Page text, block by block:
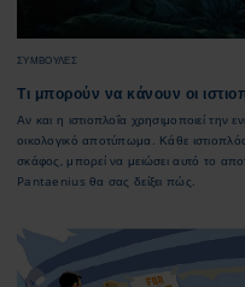
ΣΥΜΒΟΥΛΕΣ
Τι μπορούν να κάνουν οι
Αν και η ιστιοπλοΐα χρησιμοποιεί την
οικολογικό αποτύπωμα. Κάθε
σκάφος, μπορεί να μειώσει αυτό το
Pantaenius θα σας δείξει πώς.